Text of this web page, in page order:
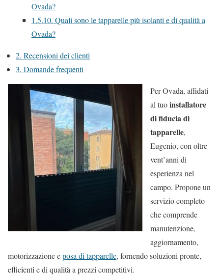
Ovada?
1.5.10. Quali sono le tapparelle più isolanti e di qualità a
Ovada?
2. Recensioni dei clienti
3. Domande frequenti
Per Ovada, affidati
al tuoinstallatore
di fiducia di
tapparelle,
Eugenio, con oltre
vent’anni di
esperienza nel
campo. Propone un
servizio completo
che comprende
manutenzione,
aggiornamento,
motorizzazione eposa di tapparelle, fornendo soluzioni pronte,
efficienti e di qualità a prezzi competitivi.